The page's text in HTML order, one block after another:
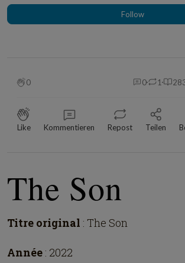
Follow
0 0 1
Like Kommentieren Repost Teilen
The Son
Titre original : The Son
Année : 2022